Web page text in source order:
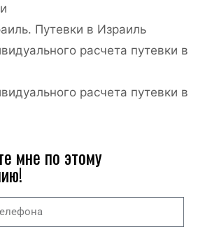
Путевки в Израиль
расчета путевки в
расчета путевки в
мне по этому